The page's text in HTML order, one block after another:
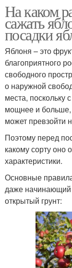
На каком
сажать
посадки
Яблоня – это
благоприятного
свободного
о наружной
места, поскольку
мощнее и больше,
может превзойти
Поэтому перед
какому сорту оно
характеристики.
Основные
даже начинающий
открытый грунт: